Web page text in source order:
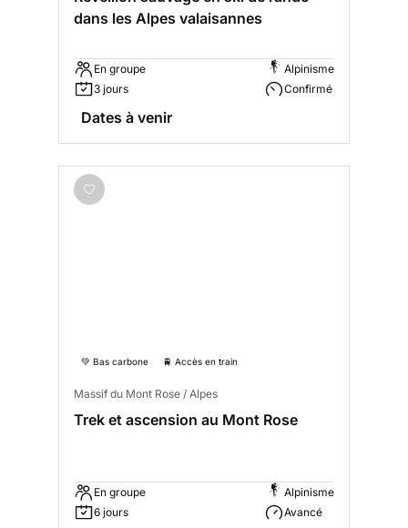
dans les Alpes valaisannes
En groupe
3 jours
Alpinisme
Confirmé
Dates à venir
💚 Bas carbone 🚆 Accès en train
Massif du Mont Rose / Alpes
Trek et ascension au Mont Rose
En groupe
6 jours
Alpinisme
Avancé